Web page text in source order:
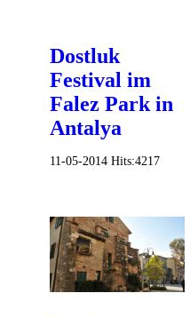
Dostluk
Festival im
Falez Park in
Antalya
11-05-2014 Hits:4217